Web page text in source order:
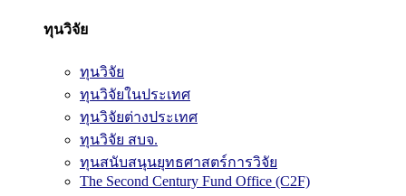
ทุนวิจัย
ทุนวิจัย
ทุนวิจัยในประเทศ
ทุนวิจัยต่างประเทศ
ทุนวิจัย สบจ.
ทุนสนับสนุนยุทธศาสตร์การวิจัย
The Second Century Fund Office (C2F)